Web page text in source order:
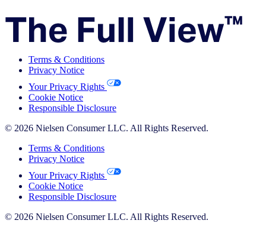
Terms & Conditions
Privacy Notice
Your Privacy Rights
Cookie Notice
Responsible Disclosure
© 2026 Nielsen Consumer LLC. All Rights Reserved.
Terms & Conditions
Privacy Notice
Your Privacy Rights
Cookie Notice
Responsible Disclosure
© 2026 Nielsen Consumer LLC. All Rights Reserved.